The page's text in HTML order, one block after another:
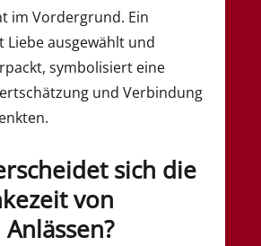
im Vordergrund. Ein
Liebe ausgewählt und
symbolisiert eine
und Verbindung
sich die
von